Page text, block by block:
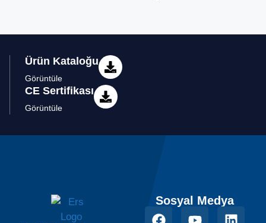
Ürün Kataloğu
Görüntüle
CE Sertifikası
Görüntüle
Sosyal Medya